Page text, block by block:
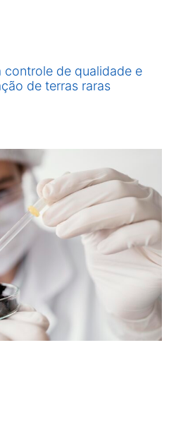
controle de qualidade e
de terras raras